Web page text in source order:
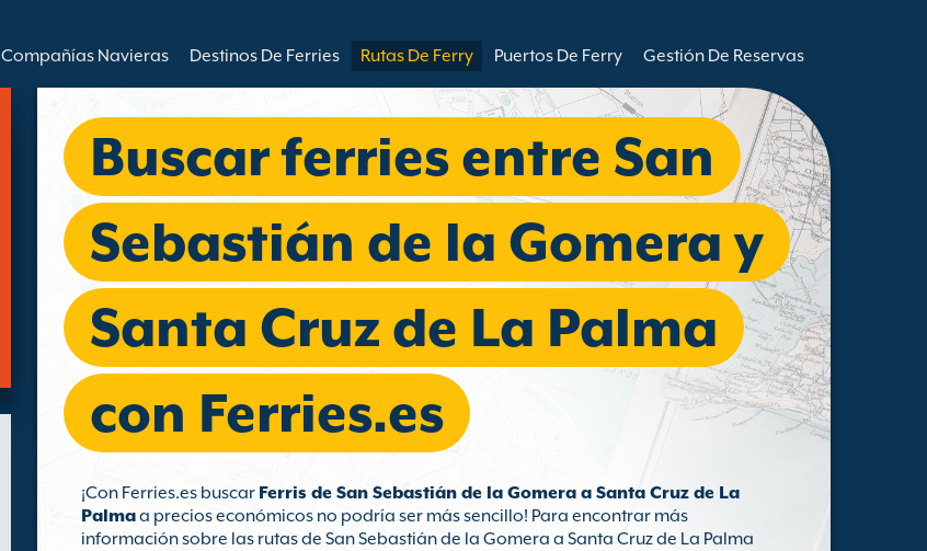
Compañías Navieras Destinos De Ferries Rutas De Ferry Puertos De Ferry Gestión De Reservas
Buscar ferries entre San
Sebastián de la Gomera y
Santa Cruz de La Palma
con Ferries.es
¡Con Ferries.es buscar Ferris de San Sebastián de la Gomera a Santa Cruz de La
Palmaa precios económicos no podría ser más sencillo! Para encontrar más
información sobre las rutas de San Sebastián de la Gomera a Santa Cruz de La Palma